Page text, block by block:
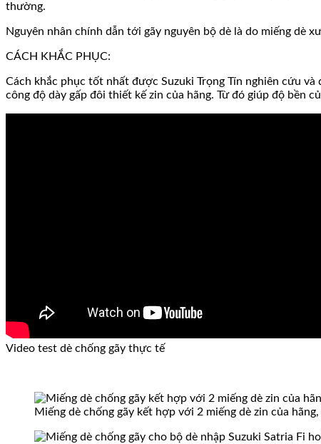
thường.
Nguyên nhân chính dẫn tới gãy nguyên bộ dè là do miếng dè
CÁCH KHẮC PHỤC:
Cách khắc phục tốt nhất được Suzuki Trọng Tín nghiên cứu
công độ dày gấp đôi thiết kế zin của hãng. Từ đó giúp độ bền
Video test dè chống gãy thực tế
Miếng dè chống gãy kết hợp với 2 miếng dè zin của